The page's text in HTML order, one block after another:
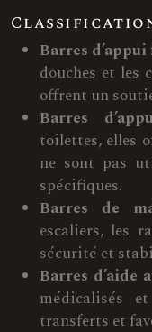
Barres d’appui
douches et les
offrent un
Barres
toilettes, elles
ne sont pas
spécifiques.
Barres de
escaliers, les
sécurité et
Barres d’aide
médicalisés
transferts et